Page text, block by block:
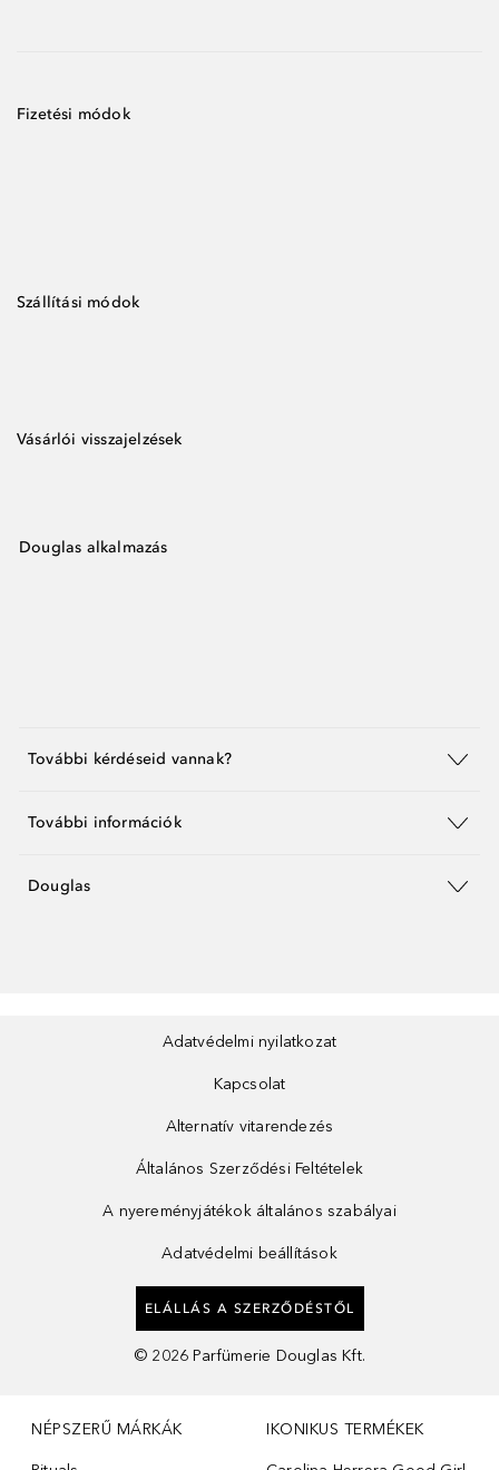
Fizetési módok
Szállítási módok
Vásárlói visszajelzések
Douglas alkalmazás
További kérdéseid vannak?
További információk
Douglas
Adatvédelmi nyilatkozat
Kapcsolat
Alternatív vitarendezés
Általános Szerződési Feltételek
A nyereményjátékok általános szabályai
Adatvédelmi beállítások
ELÁLLÁS A SZERZŐDÉSTŐL
© 2026 Parfümerie Douglas Kft.
NÉPSZERŰ MÁRKÁK IKONIKUS TERMÉKEK